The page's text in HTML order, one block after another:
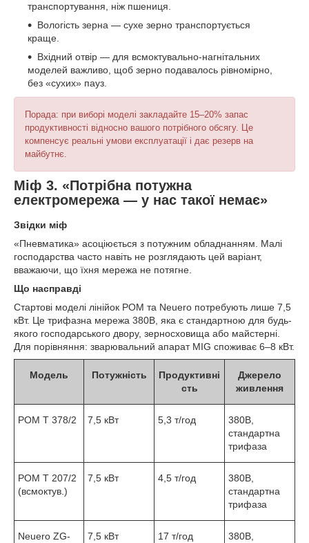
транспортування, ніж пшениця.
Вологість зерна — сухе зерно транспортується
краще.
Вхідний отвір — для всмоктувально-нагнітальних
моделей важливо, щоб зерно подавалось рівномірно,
без «сухих» пауз.
Порада: при виборі моделі закладайте 15–20% запас
продуктивності відносно вашого потрібного обсягу. Це
компенсує реальні умови експлуатації і дає резерв на
майбутнє.
Міф 3. «Потрібна потужна
електромережа — у нас такої немає»
Звідки міф
«Пневматика» асоціюється з потужним обладнанням. Малі
господарства часто навіть не розглядають цей варіант,
вважаючи, що їхня мережа не потягне.
Що насправді
Стартові моделі лінійок POM та Neuero потребують лише 7,5
кВт. Це трифазна мережа 380В, яка є стандартною для будь-
якого господарського двору, зерносховища або майстерні.
Для порівняння: зварювальний апарат MIG споживає 6–8 кВт.
Модель Потужність
Продуктивні
сть
Джерело
живлення
POM T 378/2 7,5 кВт 5,3 т/год
380В,
стандартна
трифаза
POM T 207/2
(всмоктув.)
7,5 кВт 4,5 т/год
380В,
стандартна
трифаза
Neuero ZG-
7,5 кВт 17 т/год
380В,